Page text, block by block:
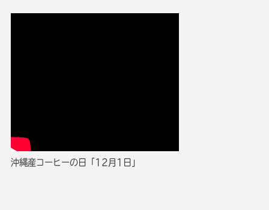
沖縄産コーヒーの日「12月1日」